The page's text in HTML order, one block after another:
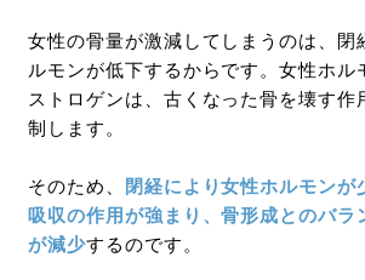
女性の骨量が激減してしまうのは、閉
ルモンが低下するからです。女性ホル
ストロゲンは、古くなった骨を壊す作
制します。
そのため、
閉経により女性ホルモンが
吸収の作用が強まり、骨形成とのバラ
が減少するのです。